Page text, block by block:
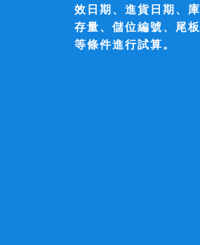
效日期、進貨日期、庫
存量、儲位編號、尾板
等條件進行試算。